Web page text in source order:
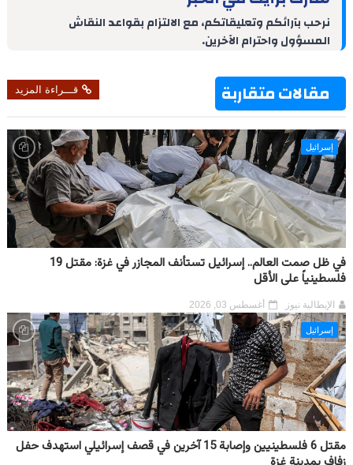
I
e
p
a
o
k
نرحب بآرائكم وتعليقاتكم، مع الالتزام بقواعد النقاش
المسؤول واحترام الآخرين.
مقالات متقاربة قـــراءة المزيد
إسرائيل
في ظل صمت العالم.. إسرائيل تستأنف المجازر في غزة: مقتل 19
فلسطينياً على الأقل
الإيطالية نيوز أغسطس 03, 2026
إسرائيل
مقتل 6 فلسطينيين وإصابة 15 آخرين في قصف إسرائيلي استهدف حفل